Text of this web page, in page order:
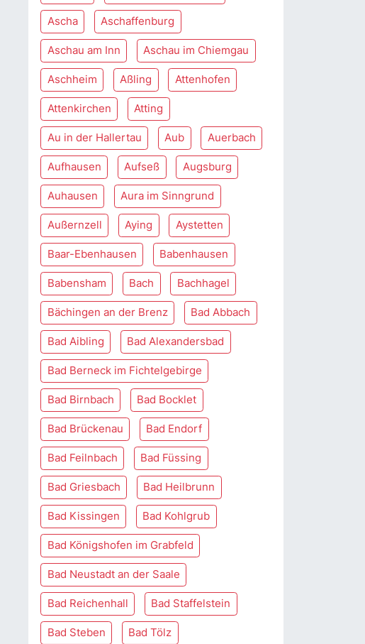
Ascha Aschaffenburg
Aschau am Inn Aschau im Chiemgau
Aschheim Aßling Attenhofen
Attenkirchen Atting
Au in der Hallertau Aub Auerbach
Aufhausen Aufseß Augsburg
Auhausen Aura im Sinngrund
Außernzell Aying Aystetten
Baar-Ebenhausen Babenhausen
Babensham Bach Bachhagel
Bächingen an der Brenz Bad Abbach
Bad Aibling Bad Alexandersbad
Bad Berneck im Fichtelgebirge
Bad Birnbach Bad Bocklet
Bad Brückenau Bad Endorf
Bad Feilnbach Bad Füssing
Bad Griesbach Bad Heilbrunn
Bad Kissingen Bad Kohlgrub
Bad Königshofen im Grabfeld
Bad Neustadt an der Saale
Bad Reichenhall Bad Staffelstein
Bad Steben Bad Tölz